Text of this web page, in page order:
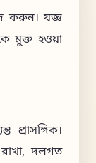
করুন। যজ্ঞ
মুক্ত হওয়া
রাখা, দলগত